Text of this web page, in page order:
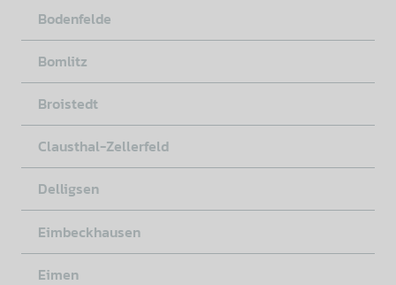
Bodenfelde
Bomlitz
Broistedt
Clausthal-Zellerfeld
Delligsen
Eimbeckhausen
Eimen